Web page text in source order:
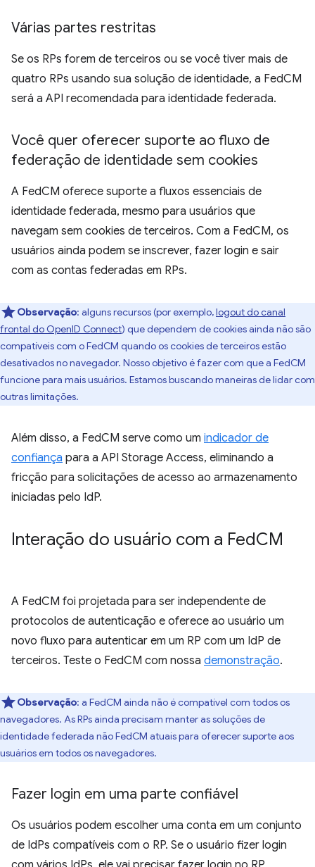
Várias partes restritas
Se os RPs forem de terceiros ou se você tiver mais de
quatro RPs usando sua solução de identidade, a FedCM
será a API recomendada para identidade federada.
Você quer oferecer suporte ao fluxo de
federação de identidade sem cookies
A FedCM oferece suporte a fluxos essenciais de
identidade federada, mesmo para usuários que
navegam sem cookies de terceiros. Com a FedCM, os
usuários ainda podem se inscrever, fazer login e sair
com as contas federadas em RPs.
Observação: alguns recursos (por exemplo,logout do canal
frontal do OpenID Connect) que dependem de cookies ainda não são
compatíveis com o FedCM quando os cookies de terceiros estão
desativados no navegador. Nosso objetivo é fazer com que a FedCM
funcione para mais usuários. Estamos buscando maneiras de lidar com
outras limitações.
Além disso, a FedCM serve como um indicador de
confiança para a API Storage Access, eliminando a
fricção para solicitações de acesso ao armazenamento
iniciadas pelo IdP.
Interação do usuário com a FedCM
A FedCM foi projetada para ser independente de
protocolos de autenticação e oferece ao usuário um
novo fluxo para autenticar em um RP com um IdP de
terceiros. Teste o FedCM com nossa demonstração.
Observação: a FedCM ainda não é compatível com todos os
navegadores. As RPs ainda precisam manter as soluções de
identidade federada não FedCM atuais para oferecer suporte aos
usuários em todos os navegadores.
Fazer login em uma parte confiável
Os usuários podem escolher uma conta em um conjunto
de IdPs compatíveis com o RP. Se o usuário fizer login